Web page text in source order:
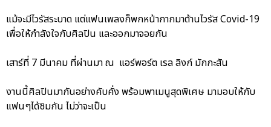
แม้จะมีไวรัสระบาด แต่แฟนเพลงก็พกหน้ากากมาต้านไวรัส Covid-19
เพื่อให้กำลังใจกับศิลปิน และออกมาจอยกัน
เสาร์ที่ 7 มีนาคม ที่ผ่านมา ณ แอร์พอร์ต เรล ลิงก์ มักกะสัน
งานนี้ศิลปินมากันอย่างคับคั่ง พร้อมพาเมนูสุดพิเศษ มามอบให้กับ
แฟนๆได้ชิมกัน ไม่ว่าจะเป็น